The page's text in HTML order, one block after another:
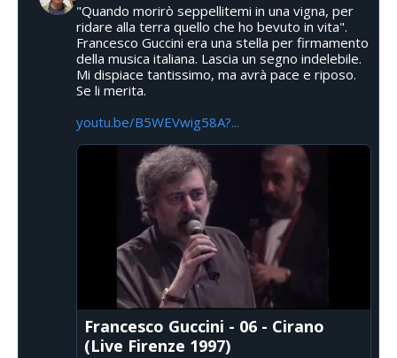
"Quando morirò seppellitemi in una vigna, per
ridare alla terra quello che ho bevuto in vita".
Francesco Guccini era una stella per firmamento
della musica italiana. Lascia un segno indelebile.
Mi dispiace tantissimo, ma avrà pace e riposo.
Se li merita.
youtu.be/B5WEVwig58A?...
Francesco Guccini - 06 - Cirano
(Live Firenze 1997)